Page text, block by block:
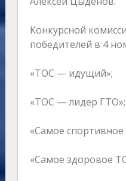
Конкурсной
победителей в 4
«ТОС — идущий»;
«ТОС — лидер ГТО»;
«Самое
«Самое здоровое